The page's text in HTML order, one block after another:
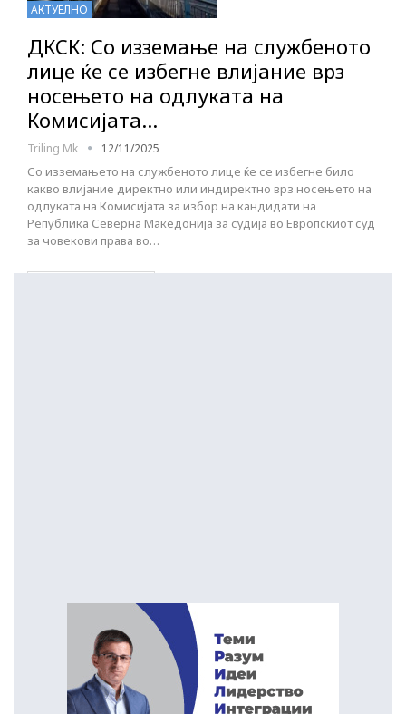
АКТУЕЛНО
ДКСК: Со изземање на службеното
лице ќе се избегне влијание врз
носењето на одлуката на
Комисијата…
Triling Mk 12/11/2025
Со изземањето на службеното лице ќе се избегне било
какво влијание директно или индиректно врз носењето на
одлуката на Комисијата за избор на кандидати на
Република Северна Македонија за судија во Европскиот суд
за човекови права во…